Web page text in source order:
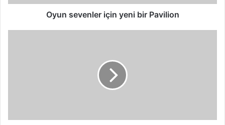
Oyun sevenler için yeni bir Pavilion